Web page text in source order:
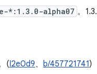
*:1.3.0-alpha07 。
(I2e0d9、 b/457721741)